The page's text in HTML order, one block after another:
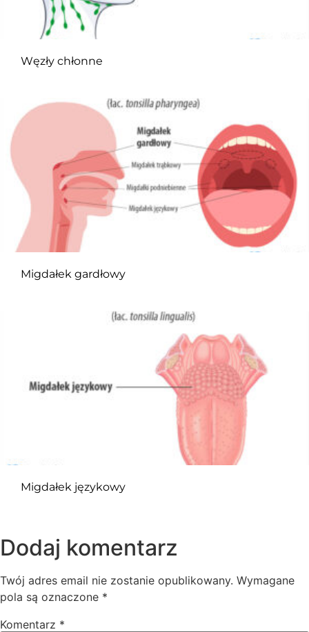
Węzły chłonne
Migdałek gardłowy
Migdałek językowy
Dodaj komentarz
Twój adres email nie zostanie opublikowany. Wymagane
pola są oznaczone *
Komentarz *